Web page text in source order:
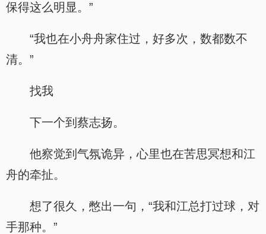
保得这么明显。”
“我也在小舟舟家住过，好多次，数都数不
清。”
找我
下一个到蔡志扬。
他察觉到气氛诡异，心里也在苦思冥想和江
舟的牵扯。
想了很久，憋出一句，“我和江总打过球，对
手那种。”